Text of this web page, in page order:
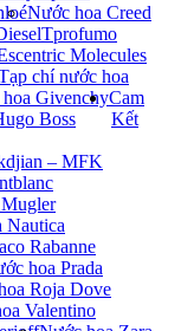
Nước hoa Creed
Molecules
Givenchy
Boss
– MFK
Nautica
Rabanne
hoa Prada
Roja Dove
Valentino
Tprofumo
chí nước hoa
Cam
Kết